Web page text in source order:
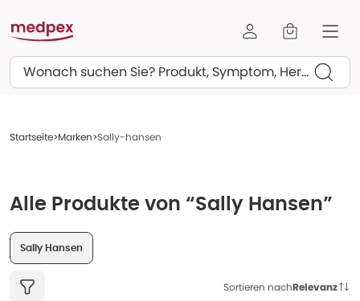
Suchen
Startseite Marken Sally-hansen
Alle Produkte von “Sally Hansen”
Sally Hansen
Sortieren nachRelevanz